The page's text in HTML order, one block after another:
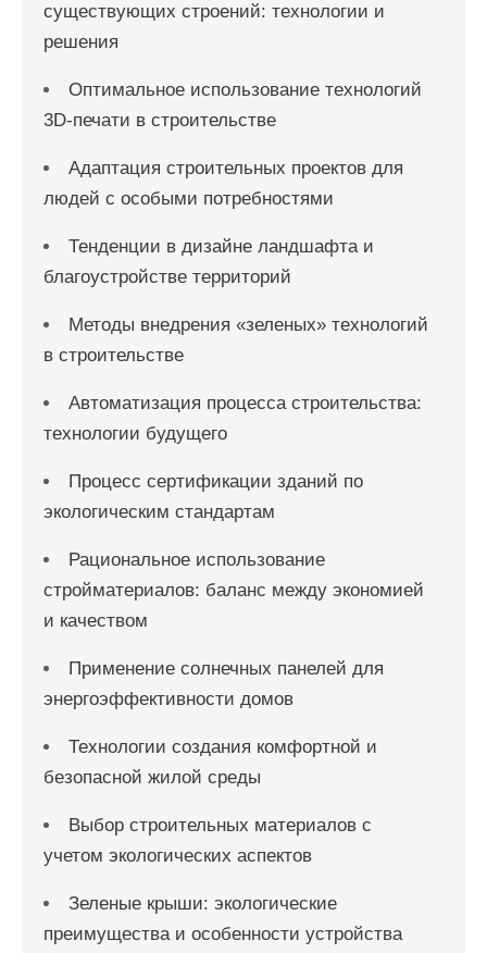
существующих строений: технологии и
решения
Оптимальное использование технологий
3D-печати в строительстве
Адаптация строительных проектов для
людей с особыми потребностями
Тенденции в дизайне ландшафта и
благоустройстве территорий
Методы внедрения «зеленых» технологий
в строительстве
Автоматизация процесса строительства:
технологии будущего
Процесс сертификации зданий по
экологическим стандартам
Рациональное использование
стройматериалов: баланс между экономией
и качеством
Применение солнечных панелей для
энергоэффективности домов
Технологии создания комфортной и
безопасной жилой среды
Выбор строительных материалов с
учетом экологических аспектов
Зеленые крыши: экологические
преимущества и особенности устройства